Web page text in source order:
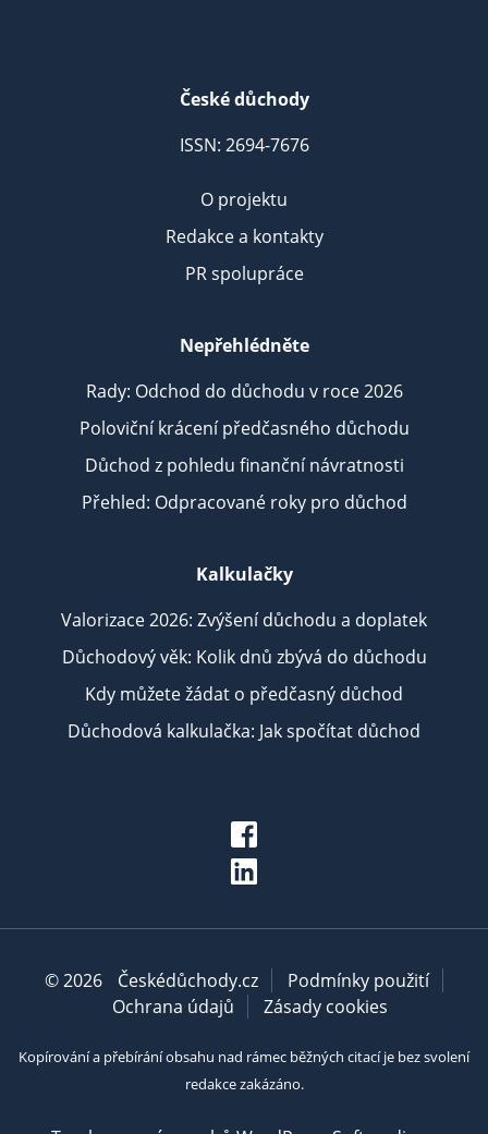
České důchody
ISSN: 2694-7676
O projektu
Redakce a kontakty
PR spolupráce
Nepřehlédněte
Rady: Odchod do důchodu v roce 2026
Poloviční krácení předčasného důchodu
Důchod z pohledu finanční návratnosti
Přehled: Odpracované roky pro důchod
Kalkulačky
Valorizace 2026: Zvýšení důchodu a doplatek
Důchodový věk: Kolik dnů zbývá do důchodu
Kdy můžete žádat o předčasný důchod
Důchodová kalkulačka: Jak spočítat důchod
© 2026 Českédůchody.cz
Podmínky použití
Ochrana údajů
Zásady cookies
Kopírování a přebírání obsahu nad rámec běžných citací je bez svolení
redakce zakázáno.